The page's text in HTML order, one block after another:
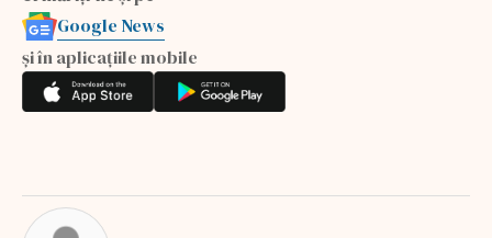
Google News
și în aplicațiile mobile